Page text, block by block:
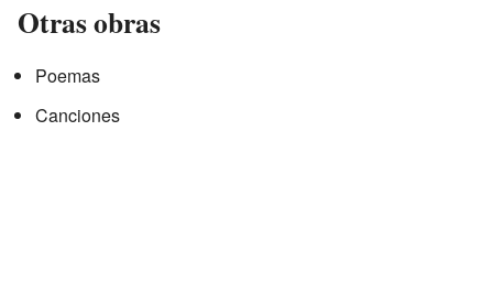
Otras obras
Poemas
Canciones